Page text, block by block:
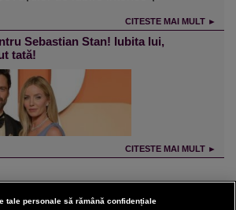
CITESTE MAI MULT ►
Sebastian Stan! Iubita lui,
tată!
CITESTE MAI MULT ►
tale personale să rămână confidențiale